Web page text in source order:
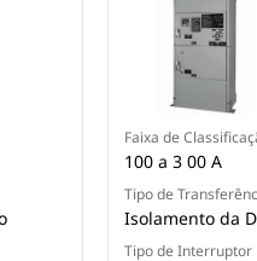
Faixa de
100 a 3 00 A
Tipo de
Isolamento da
Tipo de Interruptor